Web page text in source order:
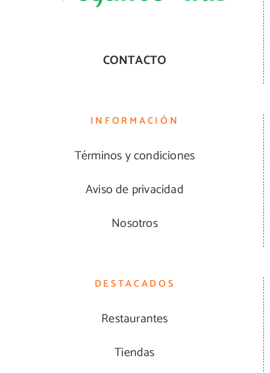
CONTACTO
INFORMACIÓN
Términos y condiciones
Aviso de privacidad
Nosotros
DESTACADOS
Restaurantes
Tiendas